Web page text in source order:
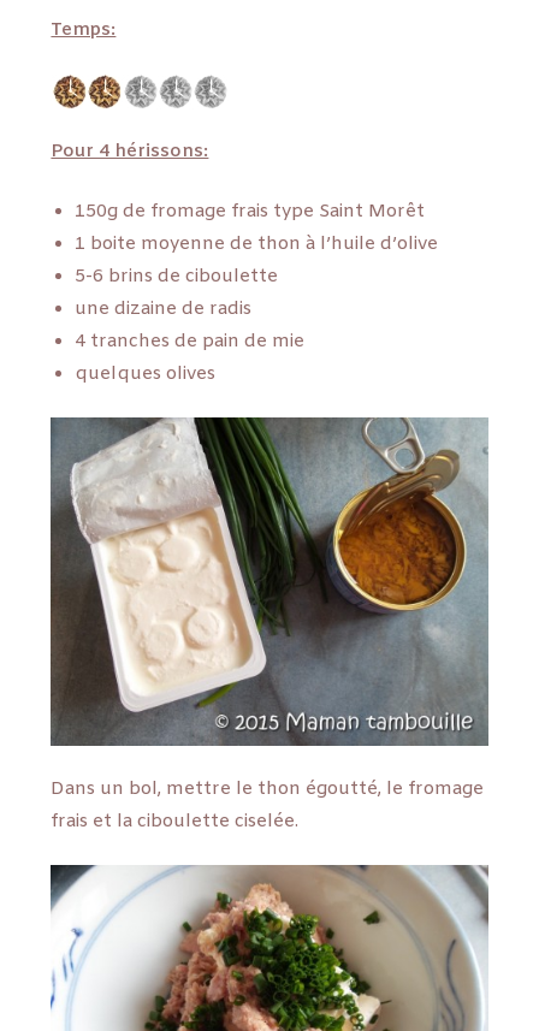
Temps:
Pour 4 hérissons:
150g de fromage frais type Saint Morêt
1 boite moyenne de thon à l’huile d’olive
5-6 brins de ciboulette
une dizaine de radis
4 tranches de pain de mie
quelques olives
Dans un bol, mettre le thon égoutté, le fromage
frais et la ciboulette ciselée.